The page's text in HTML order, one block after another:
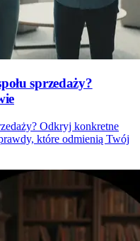
sprzedaży?
Odkryj konkretne
które odmienią Twój